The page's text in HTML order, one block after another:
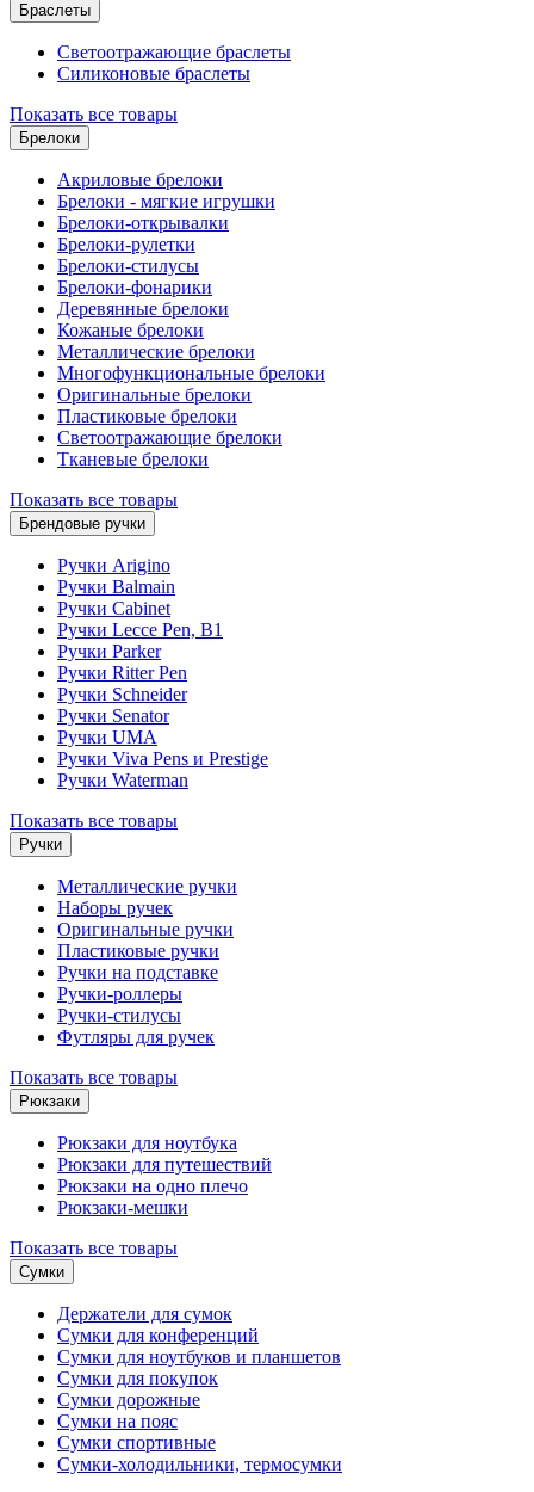
Браслеты
Светоотражающие браслеты
Силиконовые браслеты
Показать все товары
Брелоки
Акриловые брелоки
Брелоки - мягкие игрушки
Брелоки-открывалки
Брелоки-рулетки
Брелоки-стилусы
Брелоки-фонарики
Деревянные брелоки
Кожаные брелоки
Металлические брелоки
Многофункциональные брелоки
Оригинальные брелоки
Пластиковые брелоки
Светоотражающие брелоки
Тканевые брелоки
Показать все товары
Брендовые ручки
Ручки Arigino
Ручки Balmain
Ручки Cabinet
Ручки Lecce Pen, B1
Ручки Parker
Ручки Ritter Pen
Ручки Schneider
Ручки Senator
Ручки UMA
Ручки Viva Pens и Prestige
Ручки Waterman
Показать все товары
Ручки
Металлические ручки
Наборы ручек
Оригинальные ручки
Пластиковые ручки
Ручки на подставке
Ручки-роллеры
Ручки-стилусы
Футляры для ручек
Показать все товары
Рюкзаки
Рюкзаки для ноутбука
Рюкзаки для путешествий
Рюкзаки на одно плечо
Рюкзаки-мешки
Показать все товары
Сумки
Держатели для сумок
Сумки для конференций
Сумки для ноутбуков и планшетов
Сумки для покупок
Сумки дорожные
Сумки на пояс
Сумки спортивные
Сумки-холодильники, термосумки